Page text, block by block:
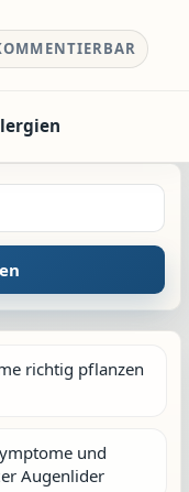
richtig pflanzen
und
Augenlider